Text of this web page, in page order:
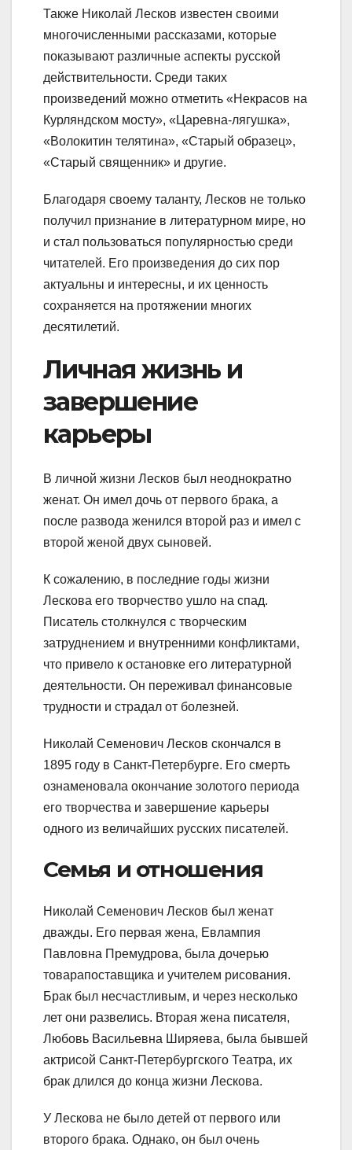
Также Николай Лесков известен своими
многочисленными рассказами, которые
показывают различные аспекты русской
действительности. Среди таких
произведений можно отметить «Некрасов на
Курляндском мосту», «Царевна-лягушка»,
«Волокитин телятина», «Старый образец»,
«Старый священник» и другие.
Благодаря своему таланту, Лесков не только
получил признание в литературном мире, но
и стал пользоваться популярностью среди
читателей. Его произведения до сих пор
актуальны и интересны, и их ценность
сохраняется на протяжении многих
десятилетий.
Личная жизнь и
завершение
карьеры
В личной жизни Лесков был неоднократно
женат. Он имел дочь от первого брака, а
после развода женился второй раз и имел с
второй женой двух сыновей.
К сожалению, в последние годы жизни
Лескова его творчество ушло на спад.
Писатель столкнулся с творческим
затруднением и внутренними конфликтами,
что привело к остановке его литературной
деятельности. Он переживал финансовые
трудности и страдал от болезней.
Николай Семенович Лесков скончался в
1895 году в Санкт-Петербурге. Его смерть
ознаменовала окончание золотого периода
его творчества и завершение карьеры
одного из величайших русских писателей.
Семья и отношения
Николай Семенович Лесков был женат
дважды. Его первая жена, Евлампия
Павловна Премудрова, была дочерью
товарапоставщика и учителем рисования.
Брак был несчастливым, и через несколько
лет они развелись. Вторая жена писателя,
Любовь Васильевна Ширяева, была бывшей
актрисой Санкт-Петербургского Театра, их
брак длился до конца жизни Лескова.
У Лескова не было детей от первого или
второго брака. Однако, он был очень